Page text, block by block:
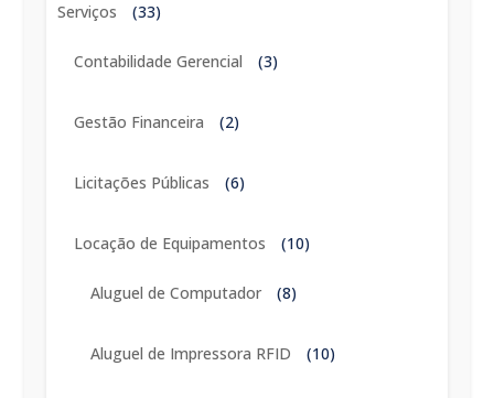
Serviços (33)
Contabilidade Gerencial (3)
Gestão Financeira (2)
Licitações Públicas (6)
Locação de Equipamentos (10)
Aluguel de Computador (8)
Aluguel de Impressora RFID (10)